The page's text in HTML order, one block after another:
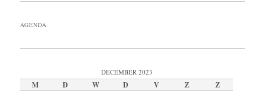
AGENDA
DECEMBER 2023
M D W D V Z
Z